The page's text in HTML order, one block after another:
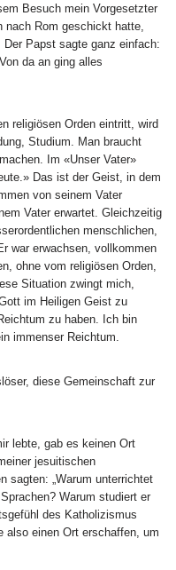
Besuch mein Vorgesetzter
nach Rom geschickt hatte,
Papst sagte ganz einfach:
da an ging alles
religiösen Orden eintritt, wird
Studium. Man braucht
Im «Unser Vater»
Das ist der Geist, in dem
von seinem Vater
Vater erwartet. Gleichzeitig
menschlichen,
war erwachsen, vollkommen
ohne vom religiösen Orden,
Situation zwingt mich,
im Heiligen Geist zu
zu haben. Ich bin
immenser Reichtum.
diese Gemeinschaft zur
lebte, gab es keinen Ort
jesuitischen
sagten: „Warum unterrichtet
Warum studiert er
des Katholizismus
also einen Ort erschaffen, um